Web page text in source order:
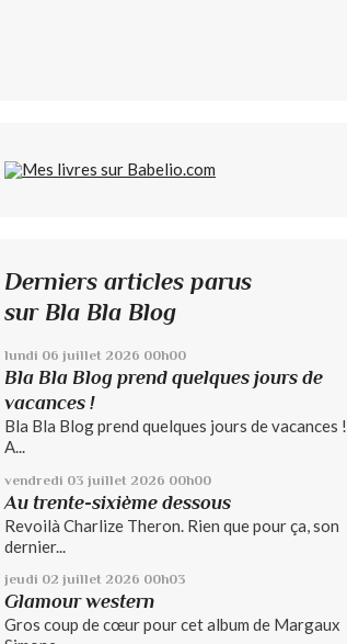
Derniers articles parus
sur Bla Bla Blog
lundi 06 juillet 2026 00h00
Bla Bla Blog prend quelques jours de
vacances !
Bla Bla Blog prend quelques jours de vacances !
A...
vendredi 03 juillet 2026 00h00
Au trente-sixième dessous
Revoilà Charlize Theron. Rien que pour ça, son
dernier...
jeudi 02 juillet 2026 00h03
Glamour western
Gros coup de cœur pour cet album de Margaux